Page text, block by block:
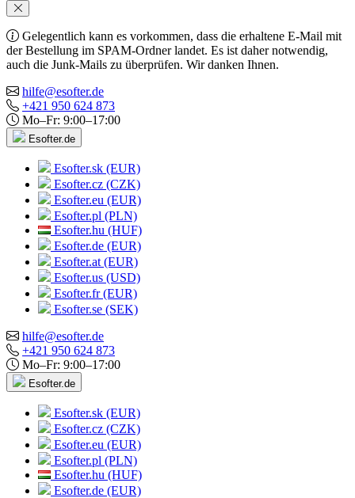
Gelegentlich kann es vorkommen, dass die erhaltene E-Mail mit
der Bestellung im SPAM-Ordner landet. Es ist daher notwendig,
auch die Junk-Mails zu überprüfen. Wir danken Ihnen.
hilfe@esofter.de
+421 950 624 873
Mo–Fr: 9:00–17:00
Esofter.de
Esofter.sk (EUR)
Esofter.cz (CZK)
Esofter.eu (EUR)
Esofter.pl (PLN)
Esofter.hu (HUF)
Esofter.de (EUR)
Esofter.at (EUR)
Esofter.us (USD)
Esofter.fr (EUR)
Esofter.se (SEK)
hilfe@esofter.de
+421 950 624 873
Mo–Fr: 9:00–17:00
Esofter.de
Esofter.sk (EUR)
Esofter.cz (CZK)
Esofter.eu (EUR)
Esofter.pl (PLN)
Esofter.hu (HUF)
Esofter.de (EUR)